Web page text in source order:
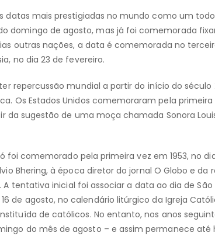
datas mais prestigiadas no mundo como um todo
domingo de agosto, mas já foi comemorada
outras nações, a data é comemorada no
no dia 23 de fevereiro.
repercussão mundial a partir do início do
Os Estados Unidos comemoraram pela primeira
da sugestão de uma moça chamada Sonora
foi comemorado pela primeira vez em 1953, no
Bhering, à época diretor do jornal O Globo e
tentativa inicial foi associar a data ao dia de
de agosto, no calendário litúrgico da Igreja
de católicos. No entanto, nos anos
do mês de agosto – e assim permanece até